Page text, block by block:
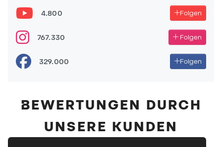
4.800 Folgen
767.330 Folgen
329.000 Folgen
BEWERTUNGEN DURCH
UNSERE KUNDEN